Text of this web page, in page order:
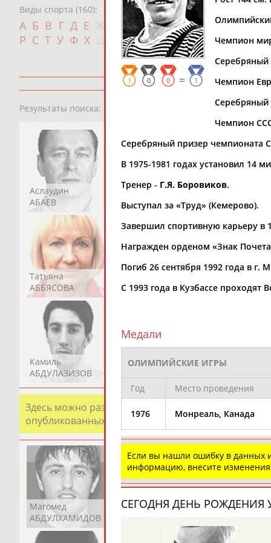
Виды спорта (160):
А Б В Г Д Е И К Л М Н О
П
Р С Т У Ф Х Ш Щ Э Ю Я
Результаты поиска:
Аслаудин
АБАЕВ
Елена
АБАИМОВА
Мария
АБАКУМОВА
Татьяна
АББЯСОВА
АБДИКАРИМОВА
АБДРАХМАНОВ
Камиль
АБДУЛАЗИЗОВ
Загалав
Камалудин
Здесь можно разместить информацию о хорошо
опубликованных записях. Страна должна знать
Магомед
АБДУЛХАМИДОВ
Шамиль
Адлан
1 0 0 = 1
Чемпион
Серебряный
Чемпион
Серебряный
Чемпион
Серебряный призер чемпионата
В 1975-1981 годах установил 14
Тренер - Г.Я. Боровиков.
Выступал за «Труд» (Кемерово).
Завершил спортивную карьеру в
Награжден орденом «Знак
Погиб 26 сентября 1992 года в г.
С 1993 года в Кузбассе проходят
Медали
ОЛИМПИЙСКИЕ ИГРЫ
Год Место проведения
1976 Монреаль, Канада
Если вы нашли ошибку в данных
информацию, внесите изменения
СЕГОДНЯ ДЕНЬ РОЖДЕНИЯ